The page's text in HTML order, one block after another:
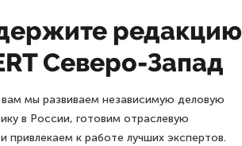
редакцию
Северо-Запад
вам мы развиваем независимую деловую
в России, готовим отраслевую
привлекаем к работе лучших экспертов.